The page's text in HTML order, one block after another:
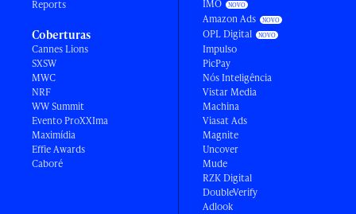
Reports
Coberturas
Cannes Lions
SXSW
MWC
NRF
WW Summit
Evento ProXXIma
Maximídia
Effie Awards
Caboré
IMO
Amazon Ads
OPL Digital
Impulso
PicPay
Nós Inteligência
Vistar Media
Machina
Viasat Ads
Magnite
Uncover
Mude
RZK Digital
DoubleVerify
Adlook